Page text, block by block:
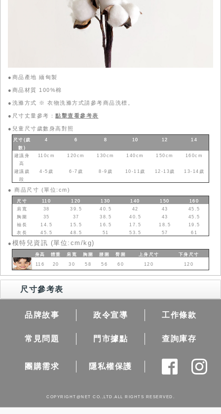
●商品產地 緬甸製
●商品材質 100%棉
●洗滌方式 ※ 衣物洗滌方式請參考商品洗標。
●尺寸丈量參考： 點擊查看參考表
● 兒童尺寸歲數身高對照
尺寸(歲
數 )
4 6 8 10 12 14
建議身
高
110cm 120cm 130cm 140cm 150cm 160cm
建議歲
段
4-5歲 6-7歲 8-9歲 10-11歲 12-13歲 13-14歲
● 商品尺寸 (單位:cm)
尺寸 110 120 130 140 150
160
肩寬
38 39.5 40.5 42 43
45.5
胸圍
35 37 38.5 40.5 43
45.5
袖長
14.5 15.5 16.5 17.5 18.5
19.5
衣長
45.5 48.5 51 53.5 57 61
● 模特兒資訊 (單位:cm/kg)
身高 體重 肩寬 胸圍 腰圍 臀圍 上身 尺寸 下身 尺寸
116
20 30 58 56 60 120 120
尺寸參考表
品牌故事 政令宣導 工作條款
常見問題 門市據點 查詢庫存
團購需求 隱私權保護
COPYRIGHT@NET CO.,LTD.ALL RIGHTS RESERVED.